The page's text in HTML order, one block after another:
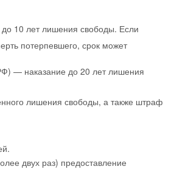
10 лет лишения свободы. Если
потерпевшего, срок может
— наказание до 20 лет лишения
лишения свободы, а также штраф
двух раз) предоставление